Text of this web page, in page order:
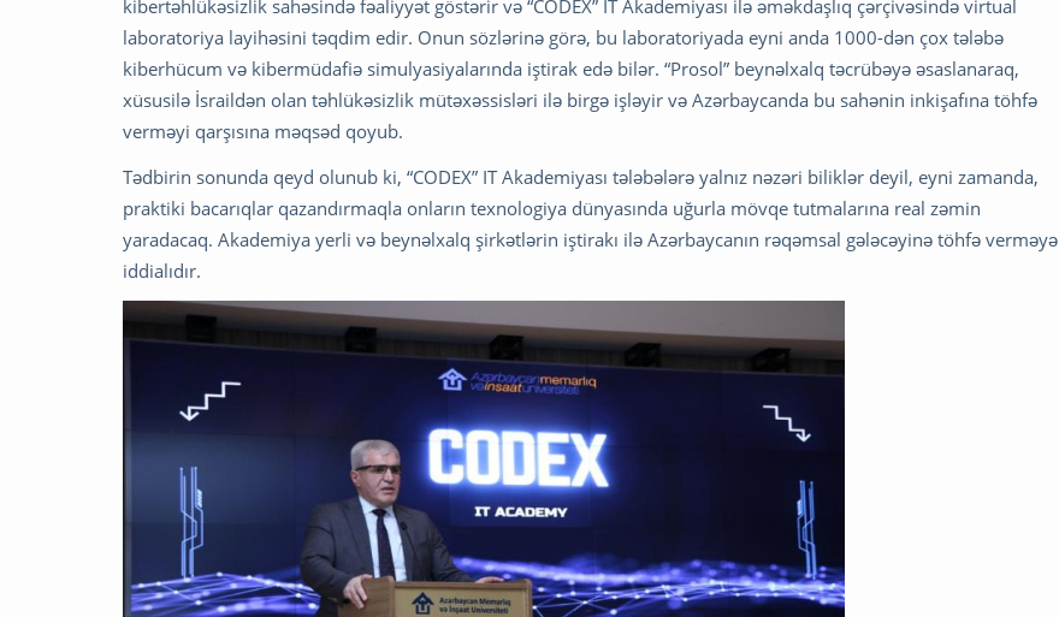
kibertəhlükəsizlik sahəsində fəaliyyət göstərir və “CODEX” IT Akademiyası ilə əməkdaşlıq çərçivəsində virtual
laboratoriya layihəsini təqdim edir. Onun sözlərinə görə, bu laboratoriyada eyni anda 1000-dən çox tələbə
kiberhücum və kibermüdafiə simulyasiyalarında iştirak edə bilər. “Prosol” beynəlxalq təcrübəyə əsaslanaraq,
xüsusilə İsraildən olan təhlükəsizlik mütəxəssisləri ilə birgə işləyir və Azərbaycanda bu sahənin inkişafına töhfə
verməyi qarşısına məqsəd qoyub.
Tədbirin sonunda qeyd olunub ki, “CODEX” IT Akademiyası tələbələrə yalnız nəzəri biliklər deyil, eyni zamanda,
praktiki bacarıqlar qazandırmaqla onların texnologiya dünyasında uğurla mövqe tutmalarına real zəmin
yaradacaq. Akademiya yerli və beynəlxalq şirkətlərin iştirakı ilə Azərbaycanın rəqəmsal gələcəyinə töhfə verməyə
iddialıdır.